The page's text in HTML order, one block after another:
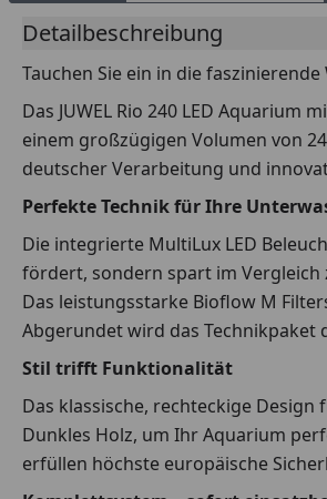
Detailbeschreibung
Tauchen Sie ein in die
Das JUWEL Rio 240 LED
einem großzügigen Volumen von
deutscher Verarbeitung und
Perfekte Technik für Ihre
Die integrierte MultiLux LED
fördert, sondern spart im Vergleich
Das leistungsstarke Bioflow M
Abgerundet wird das Technikpaket
Stil trifft Funktionalität
Das klassische, rechteckige
Dunkles Holz, um Ihr Aquarium
erfüllen höchste europäische